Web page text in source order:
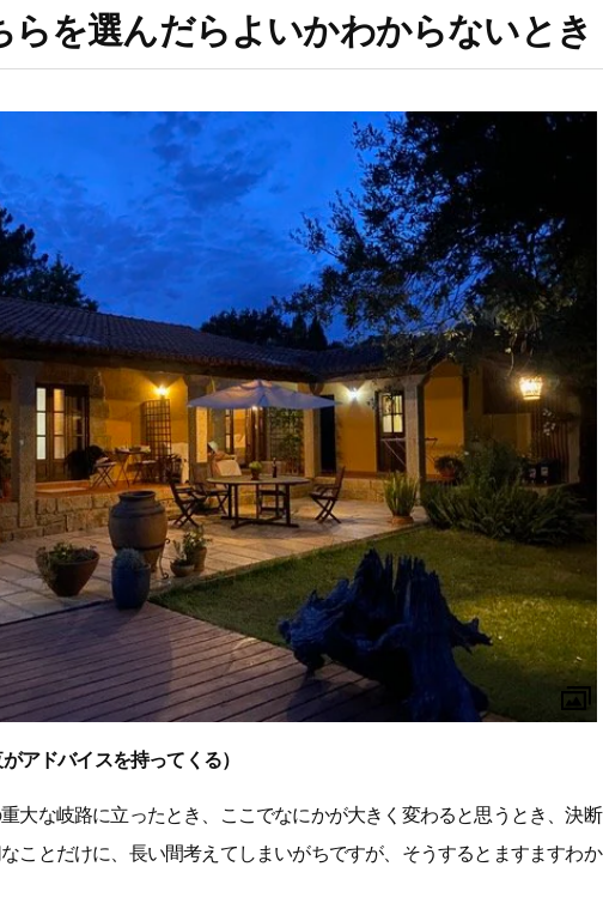
らを選んだらよいかわからないとき
アドバイスを持ってくる）
大な岐路に立ったとき、ここでなにかが大きく変わると思うとき、決断
ことだけに、長い間考えてしまいがちですが、そうするとますますわか